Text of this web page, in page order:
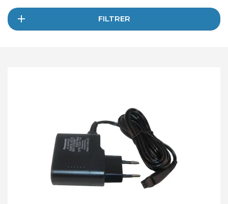
FILTRER